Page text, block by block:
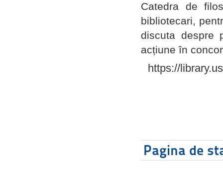
Catedra de
bibliotecari,
discuta despre
acțiune în
https://
Pagina de